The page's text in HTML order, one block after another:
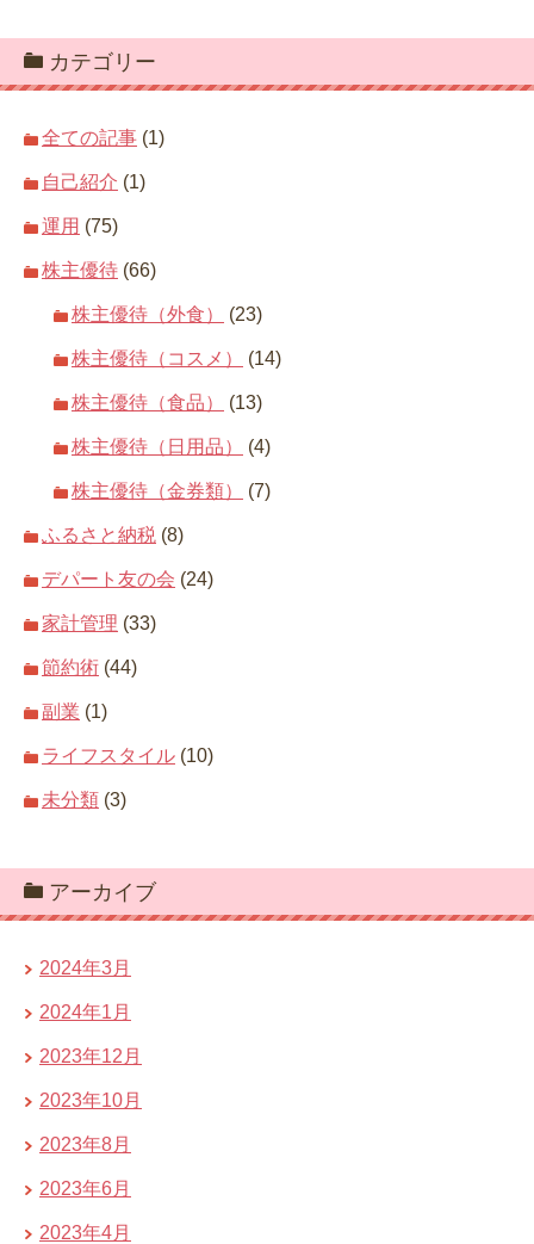
カテゴリー
全ての記事 (1)
自己紹介 (1)
運用 (75)
株主優待 (66)
株主優待（外食） (23)
株主優待（コスメ） (14)
株主優待（食品） (13)
株主優待（日用品） (4)
株主優待（金券類） (7)
ふるさと納税 (8)
デパート友の会 (24)
家計管理 (33)
節約術 (44)
副業 (1)
ライフスタイル (10)
未分類 (3)
アーカイブ
2024年3月
2024年1月
2023年12月
2023年10月
2023年8月
2023年6月
2023年4月